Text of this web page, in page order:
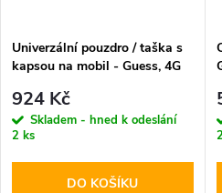
Univerzální pouzdro / taška s
kapsou na mobil - Guess, 4G
924 Kč
Skladem - hned k odeslání
2 ks
DO KOŠÍKU